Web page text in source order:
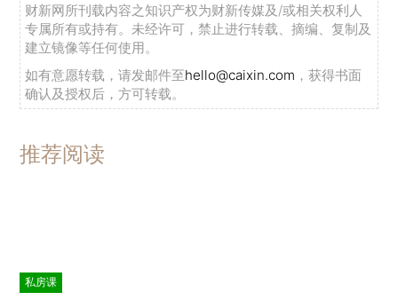
财新网所刊载内容之知识产权为财新传媒及/或相关权利人
专属所有或持有。未经许可，禁止进行转载、摘编、复制及
建立镜像等任何使用。
如有意愿转载，请发邮件至hello@caixin.com ，获得书面
确认及授权后，方可转载。
推荐阅读
私房课